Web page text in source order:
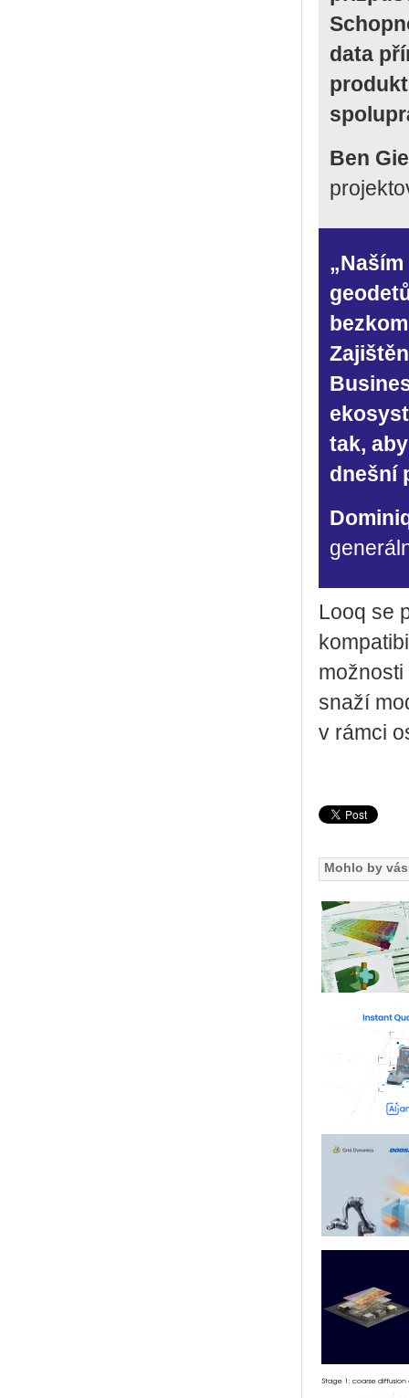
data
Ben
tak,
dnešní
Looq se
snaží
v rámci
Mohlo by